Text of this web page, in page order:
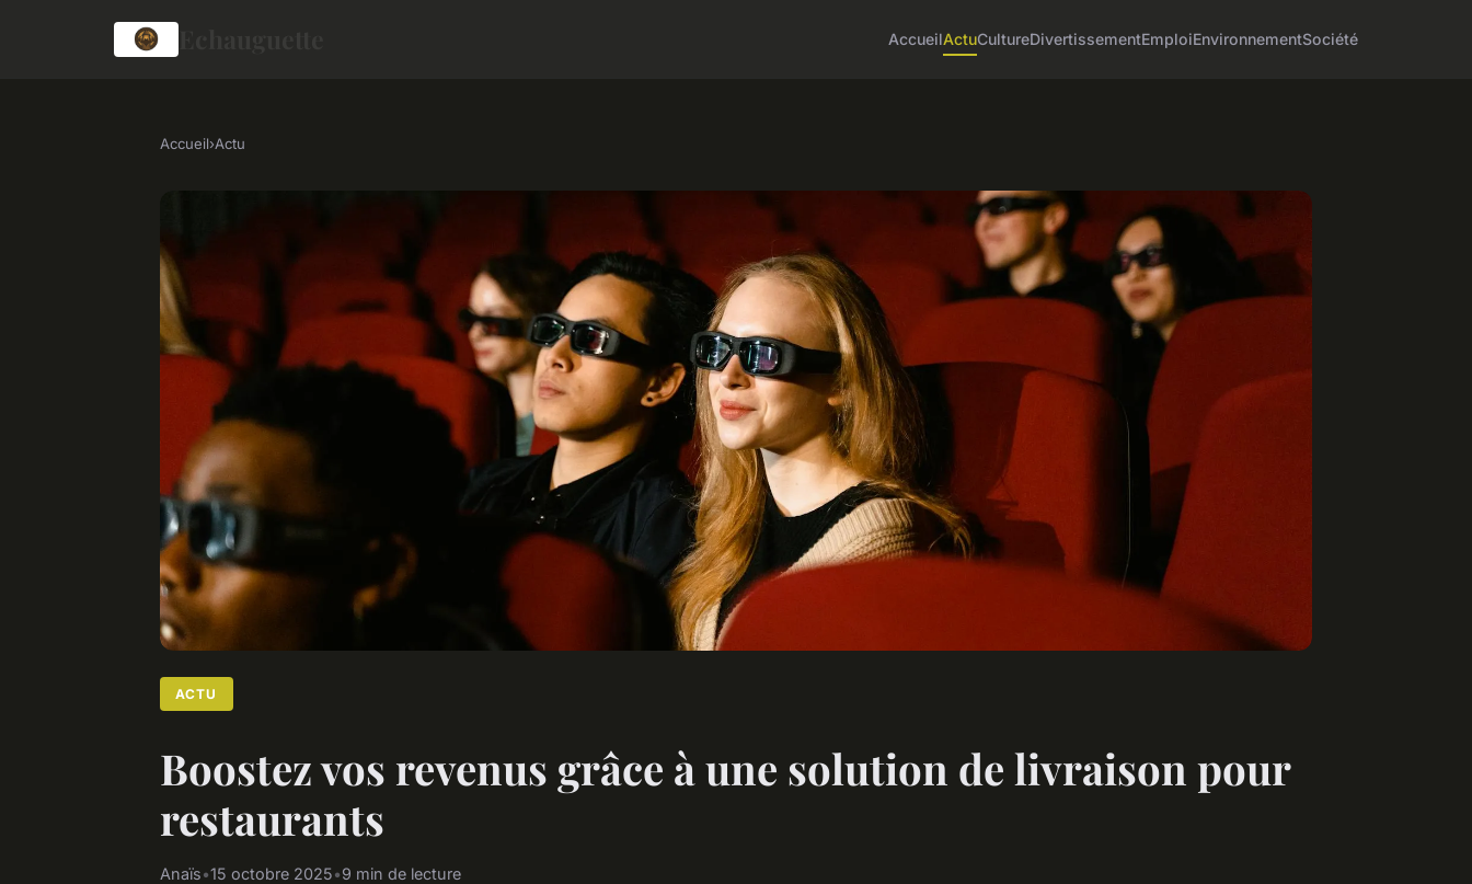
AccueilActuCultureDivertissementEmploiEnvironnementSociété
Accueil›Actu
ACTU
Boostez vos revenus grâce à une solution de livraison pour
restaurants
Anaïs•15 octobre 2025•9 min de lecture